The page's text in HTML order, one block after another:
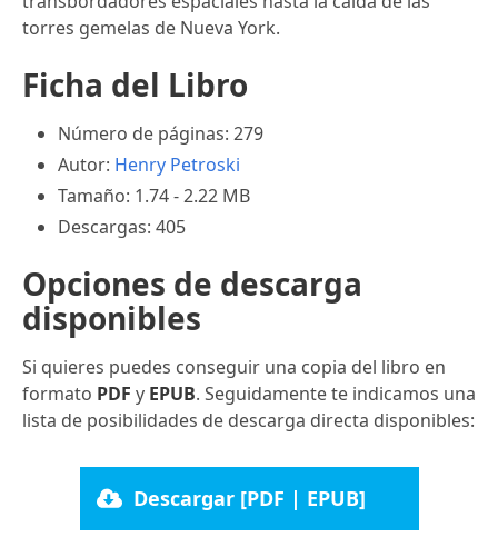
torres gemelas de Nueva York.
Ficha del Libro
Número de páginas: 279
Autor: Henry Petroski
Tamaño: 1.74 - 2.22 MB
Descargas: 405
Opciones de descarga
disponibles
Si quieres puedes conseguir una copia del libro en
formato PDF y EPUB. Seguidamente te indicamos una
lista de posibilidades de descarga directa disponibles:
Descargar [PDF | EPUB]